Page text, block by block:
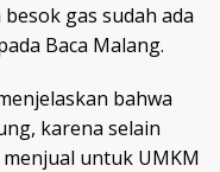
gas sudah ada
Baca Malang.
bahwa
karena selain
untuk UMKM